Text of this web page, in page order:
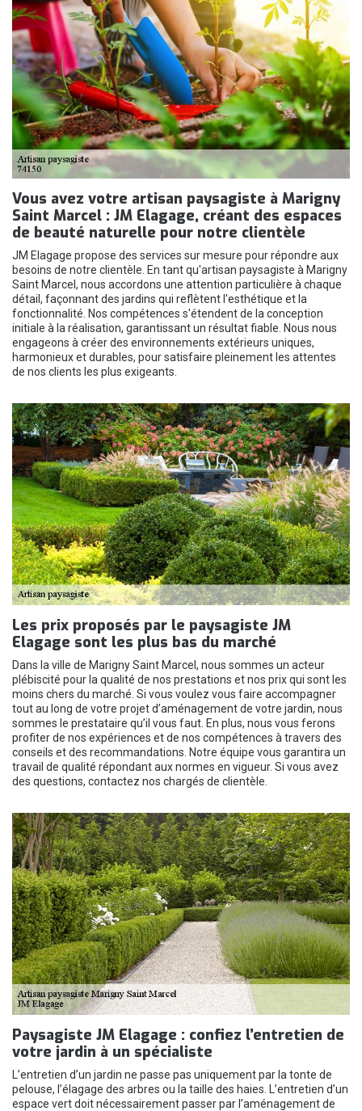
Vous avez votre artisan paysagiste à Marigny
Saint Marcel : JM Elagage, créant des espaces
de beauté naturelle pour notre clientèle
JM Elagage propose des services sur mesure pour répondre aux
besoins de notre clientèle. En tant qu'artisan paysagiste à Marigny
Saint Marcel, nous accordons une attention particulière à chaque
détail, façonnant des jardins qui reflètent l'esthétique et la
fonctionnalité. Nos compétences s'étendent de la conception
initiale à la réalisation, garantissant un résultat fiable. Nous nous
engageons à créer des environnements extérieurs uniques,
harmonieux et durables, pour satisfaire pleinement les attentes
de nos clients les plus exigeants.
Les prix proposés par le paysagiste JM
Elagage sont les plus bas du marché
Dans la ville de Marigny Saint Marcel, nous sommes un acteur
plébiscité pour la qualité de nos prestations et nos prix qui sont les
moins chers du marché. Si vous voulez vous faire accompagner
tout au long de votre projet d’aménagement de votre jardin, nous
sommes le prestataire qu’il vous faut. En plus, nous vous ferons
profiter de nos expériences et de nos compétences à travers des
conseils et des recommandations. Notre équipe vous garantira un
travail de qualité répondant aux normes en vigueur. Si vous avez
des questions, contactez nos chargés de clientèle.
Paysagiste JM Elagage : confiez l’entretien de
votre jardin à un spécialiste
L’entretien d’un jardin ne passe pas uniquement par la tonte de
pelouse, l’élagage des arbres ou la taille des haies. L’entretien d’un
espace vert doit nécessairement passer par l’aménagement de